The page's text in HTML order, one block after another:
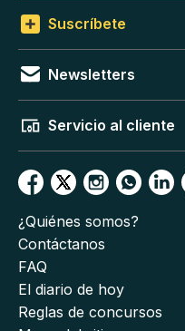
Suscríbete
Newsletters
Servicio al cliente
¿Quiénes somos?
Contáctanos
FAQ
El diario de hoy
Reglas de concursos